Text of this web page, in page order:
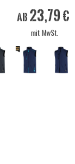
ab 23,79 €
mit MwSt.